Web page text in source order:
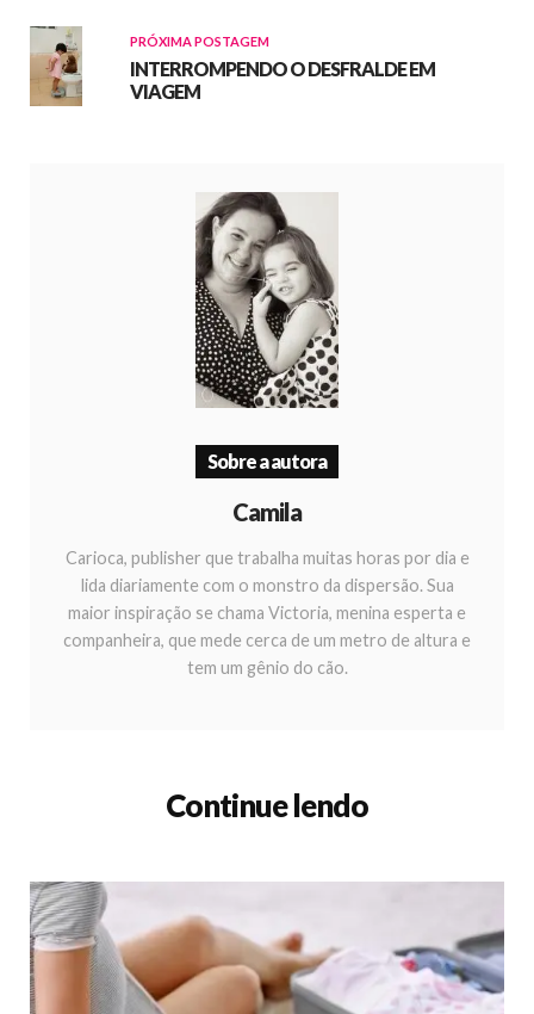
PRÓXIMA POSTAGEM
INTERROMPENDO O DESFRALDE EM
VIAGEM
Sobre a autora
Camila
Carioca, publisher que trabalha muitas horas por dia e
lida diariamente com o monstro da dispersão. Sua
maior inspiração se chama Victoria, menina esperta e
companheira, que mede cerca de um metro de altura e
tem um gênio do cão.
Continue lendo